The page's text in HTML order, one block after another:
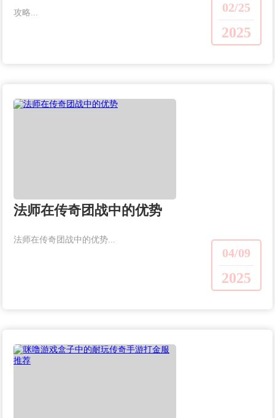
02/25
2025
攻略...
法师在传奇团战中的优势
04/09
2025
法师在传奇团战中的优势...